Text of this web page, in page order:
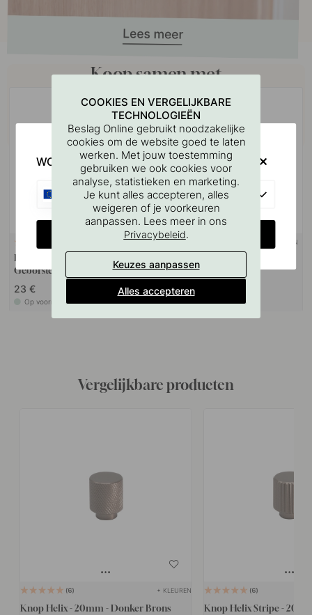
Koop samen met
+ LENGTES
Handgreep Brooklyn -
Geborsteld Brons
23 €
Op voorraad
+ KLEUREN
Geborsteld Brons
16.50 €
Vergelijkbare producten
6 + KLEUREN
Knop Helix - 20mm - Donker Brons
6
Knop Helix Stripe -
COOKIES EN VERGELIJKBARE
TECHNOLOGIEËN
Beslag Online gebruikt noodzakelijke
cookies om de website goed te laten
werken. Met jouw toestemming
gebruiken we ook cookies voor
analyse, statistieken en marketing.
Je kunt alles accepteren, alles
weigeren of je voorkeuren
aanpassen. Lees meer in ons
Privacybeleid.
Keuzes aanpassen
Alles accepteren
WOULD YOU RATHER VISIT?
CHANGE COUNTRY